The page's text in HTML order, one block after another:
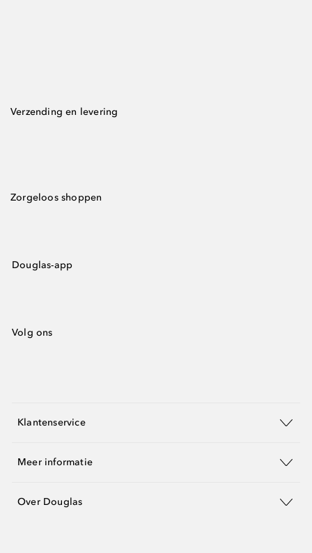
Verzending en levering
Zorgeloos shoppen
Douglas-app
Volg ons
Klantenservice
Meer informatie
Over Douglas